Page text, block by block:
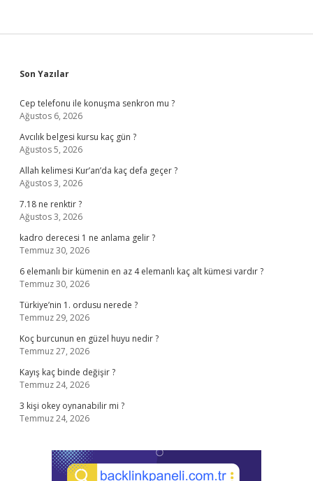
Sidebar
Son Yazılar
Cep telefonu ile konuşma senkron mu ?
Ağustos 6, 2026
Avcılık belgesi kursu kaç gün ?
Ağustos 5, 2026
Allah kelimesi Kur’an’da kaç defa geçer ?
Ağustos 3, 2026
7.18 ne renktir ?
Ağustos 3, 2026
kadro derecesi 1 ne anlama gelir ?
Temmuz 30, 2026
6 elemanlı bir kümenin en az 4 elemanlı kaç alt kümesi vardır ?
Temmuz 30, 2026
Türkiye’nin 1. ordusu nerede ?
Temmuz 29, 2026
Koç burcunun en güzel huyu nedir ?
Temmuz 27, 2026
Kayış kaç binde değişir ?
Temmuz 24, 2026
3 kişi okey oynanabilir mi ?
Temmuz 24, 2026